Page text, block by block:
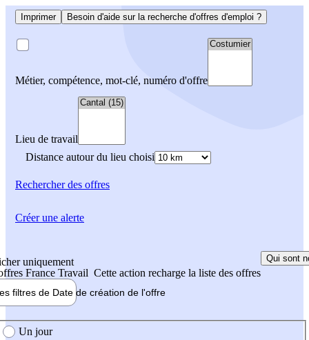
Imprimer Besoin d'aide sur la recherche d'offres d'emploi ?
Métier, compétence, mot-clé, numéro d'offre
Lieu de travail
Distance autour du lieu choisi
Rechercherdes offres
uniquement
France Travail Cette action recharge la liste des offres
Qui sont
filtres de Date de création de l'offre
création de l'offre
Un jour
Créer une alerte